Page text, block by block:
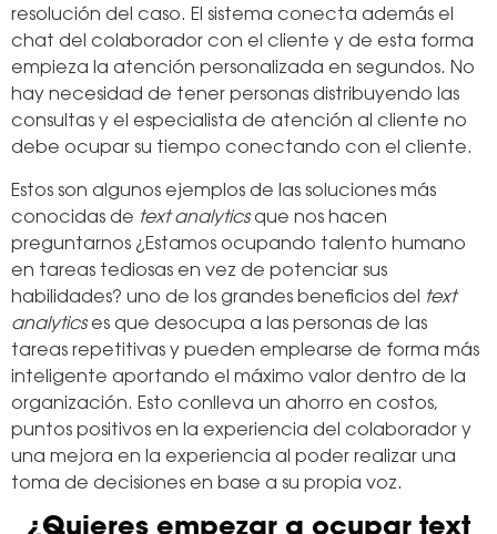
resolución del caso. El sistema conecta además el
chat del colaborador con el cliente y de esta forma
empieza la atención personalizada en segundos. No
hay necesidad de tener personas distribuyendo las
consultas y el especialista de atención al cliente no
debe ocupar su tiempo conectando con el cliente.
Estos son algunos ejemplos de las soluciones más
conocidas de text analyticsque nos hacen
preguntarnos ¿Estamos ocupando talento humano
en tareas tediosas en vez de potenciar sus
habilidades? uno de los grandes beneficios del
text
analyticses que desocupa a las personas de las
tareas repetitivas y pueden emplearse de forma más
inteligente aportando el máximo valor dentro de la
organización. Esto conlleva un ahorro en costos,
puntos positivos en la experiencia del colaborador y
una mejora en la experiencia al poder realizar una
toma de decisiones en base a su propia voz.
¿Quieres empezar a ocupar text